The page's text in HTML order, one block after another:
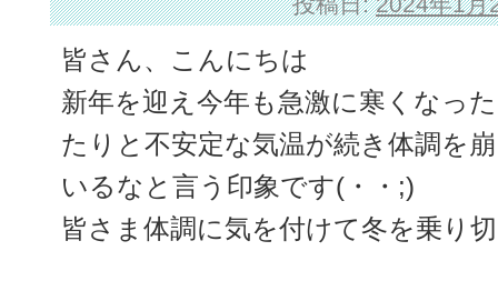
皆さん、こんにちは
新年を迎え今年も急激に寒くなっ
たりと不安定な気温が続き体調を
いるなと言う印象です(・・;)
皆さま体調に気を付けて冬を乗り